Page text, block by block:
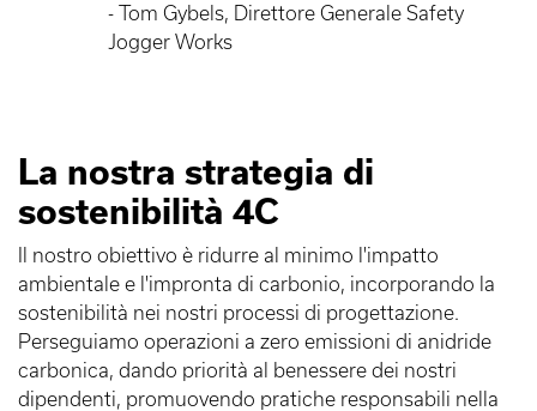
- Tom Gybels, Direttore Generale Safety
Jogger Works
La nostra strategia di
sostenibilità 4C
Il nostro obiettivo è ridurre al minimo l'impatto
ambientale e l'impronta di carbonio, incorporando la
sostenibilità nei nostri processi di progettazione.
Perseguiamo operazioni a zero emissioni di anidride
carbonica, dando priorità al benessere dei nostri
dipendenti, promuovendo pratiche responsabili nella